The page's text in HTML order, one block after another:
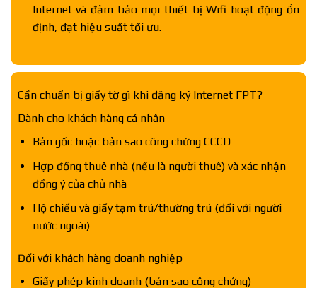
Internet và đảm bảo mọi thiết bị Wifi hoạt động ổn
định, đạt hiệu suất tối ưu.
Cần chuẩn bị giấy tờ gì khi đăng ký Internet FPT?
Dành cho khách hàng cá nhân
Bản gốc hoặc bản sao công chứng CCCD
Hợp đồng thuê nhà (nếu là người thuê) và xác nhận
đồng ý của chủ nhà
Hộ chiếu và giấy tạm trú/thường trú (đối với người
nước ngoài)
Đối với khách hàng doanh nghiệp
Giấy phép kinh doanh (bản sao công chứng)